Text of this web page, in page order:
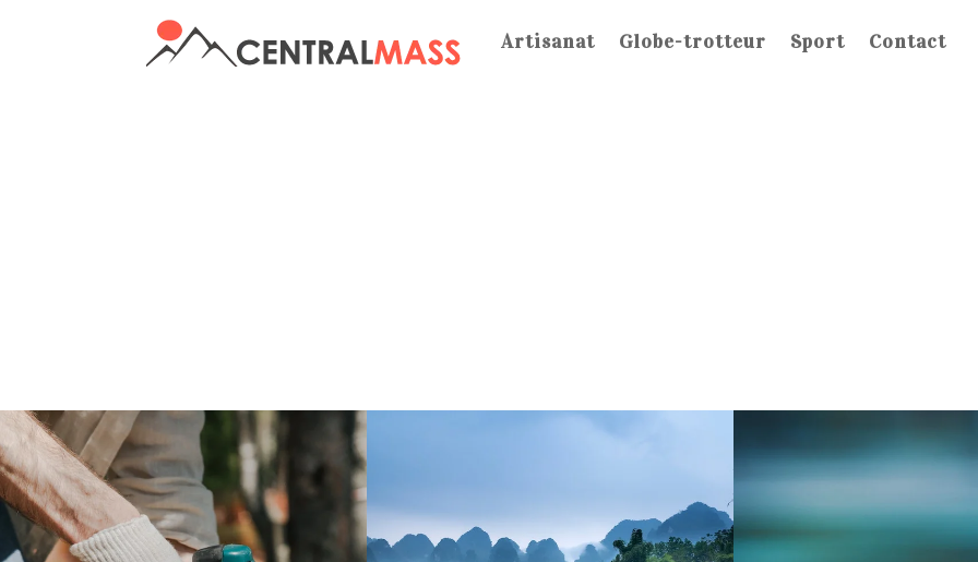
Artisanat Globe-trotteur Sport Contact